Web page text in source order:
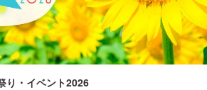
り・イベント2026